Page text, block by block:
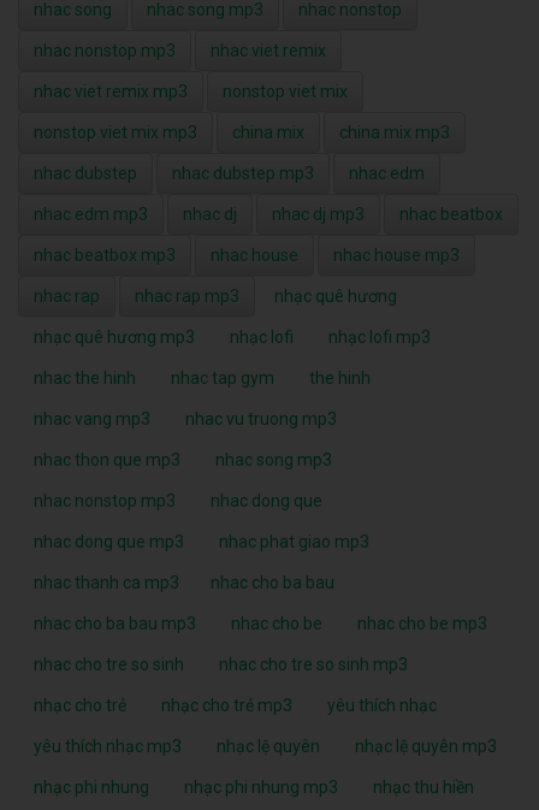
nhac song nhac song mp3 nhac nonstop
nhac nonstop mp3 nhac viet remix
nhac viet remix mp3 nonstop viet mix
nonstop viet mix mp3 china mix china mix mp3
nhac dubstep nhac dubstep mp3 nhac edm
nhac edm mp3 nhac dj nhac dj mp3 nhac beatbox
nhac beatbox mp3 nhac house nhac house mp3
nhac rap nhac rap mp3 nhạc quê hương
nhạc quê hương mp3 nhạc lofi nhạc lofi mp3
nhac the hinh nhac tap gym the hinh
nhac vang mp3 nhac vu truong mp3
nhac thon que mp3 nhac song mp3
nhac nonstop mp3 nhac dong que
nhac dong que mp3 nhac phat giao mp3
nhac thanh ca mp3 nhac cho ba bau
nhac cho ba bau mp3 nhac cho be nhac cho be mp3
nhac cho tre so sinh nhac cho tre so sinh mp3
nhạc cho trẻ nhạc cho trẻ mp3 yêu thích nhạc
yêu thích nhạc mp3 nhạc lệ quyên nhạc lệ quyên mp3
nhạc phi nhung nhạc phi nhung mp3 nhạc thu hiền